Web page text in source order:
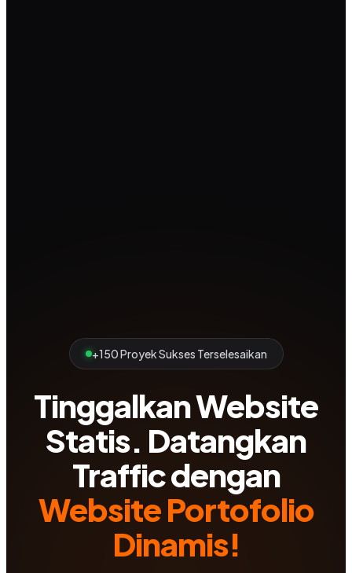
+150 Proyek Sukses Terselesaikan
Tinggalkan Website
Statis. Datangkan
Traffic dengan
Website Portofolio
Dinamis!